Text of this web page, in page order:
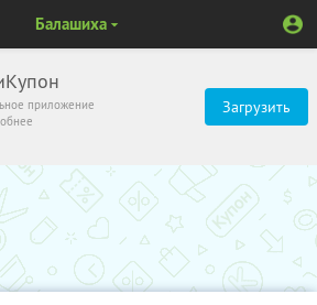
приложение
Загрузить
Балашиха